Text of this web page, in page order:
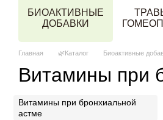
БИОАКТИВНЫЕ
ДОБАВКИ
Главная 🌿Каталог Биоактивные
Витамины при
Витамины при бронхиальной
астме